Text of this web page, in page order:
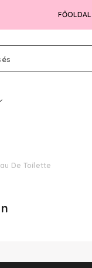
FŐOLDAL
De Toilette